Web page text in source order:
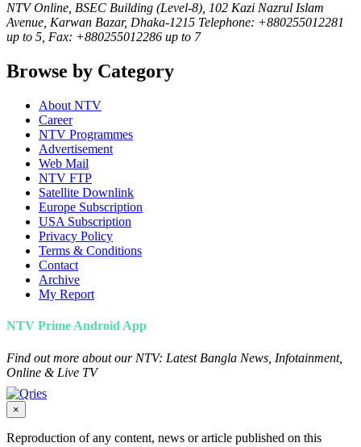
NTV Online, BSEC Building (Level-8), 102 Kazi Nazrul Islam
Avenue, Karwan Bazar, Dhaka-1215 Telephone: +880255012281
up to 5, Fax: +880255012286 up to 7
Browse by Category
About NTV
Career
NTV Programmes
Advertisement
Web Mail
NTV FTP
Satellite Downlink
Europe Subscription
USA Subscription
Privacy Policy
Terms & Conditions
Contact
Archive
My Report
NTV Prime Android App
Find out more about our NTV: Latest Bangla News, Infotainment,
Online & Live TV
×
Reproduction of any content, news or article published on this